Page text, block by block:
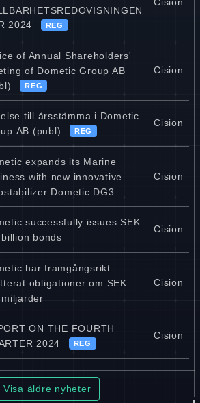
2024
REG
of Annual Shareholders'
of Dometic Group AB
REG
Cision
till årsstämma i Dometic
AB (publ)
REG
Cision
expands its Marine
with new innovative
Dometic DG3
Cision
successfully issues SEK
bonds
Cision
har framgångsrikt
obligationer om SEK
Cision
ON THE FOURTH
2024
REG
Cision
Visa äldre nyheter